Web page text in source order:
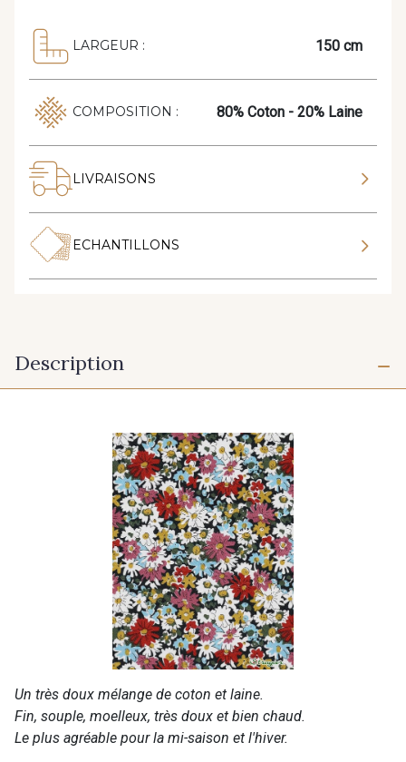
LARGEUR : 150 cm
COMPOSITION : 80% Coton - 20% Laine
LIVRAISONS
ECHANTILLONS
Description
Un très doux mélange de coton et laine.
Fin, souple, moelleux, très doux et bien chaud.
Le plus agréable pour la mi-saison et l'hiver.